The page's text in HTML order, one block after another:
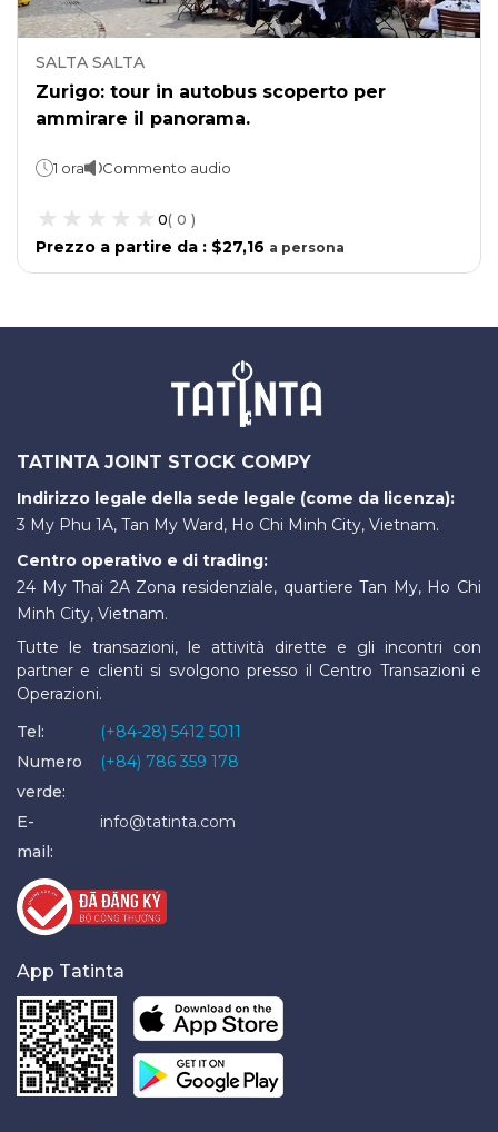
SALTA SALTA
Zurigo: tour in autobus scoperto per
ammirare il panorama.
1 ora Commento audio
0( 0 )
Prezzo a partire da : $27,16 a persona
TATINTA JOINT STOCK COMPY
Indirizzo legale della sede legale (come da licenza):
3 My Phu 1A, Tan My Ward, Ho Chi Minh City, Vietnam.
Centro operativo e di trading:
24 My Thai 2A Zona residenziale, quartiere Tan My, Ho Chi
Minh City, Vietnam.
Tutte le transazioni, le attività dirette e gli incontri con
partner e clienti si svolgono presso il Centro Transazioni e
Operazioni.
Tel:
(+84-28) 5412 5011
Numero
verde:
(+84) 786 359 178
E-
mail:
info@tatinta.com
App Tatinta